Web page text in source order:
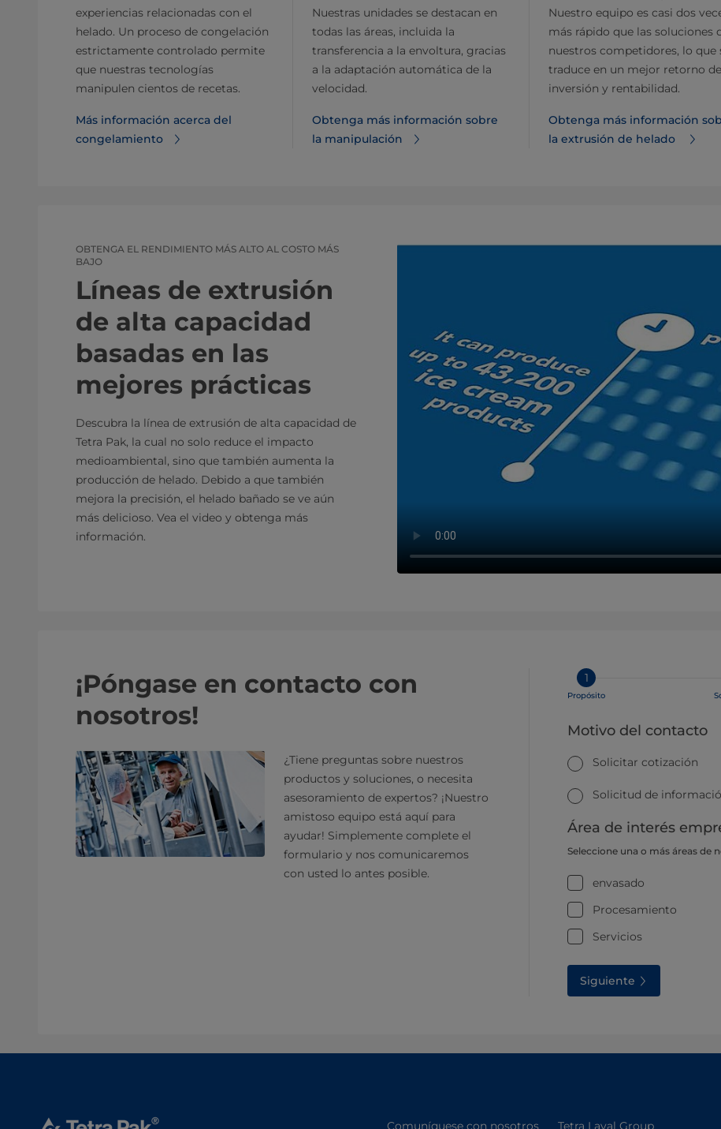
experiencias relacionadas con el
helado. Un proceso de congelación
estrictamente controlado permite
que nuestras tecnologías
manipulen cientos de recetas.
Más información acerca del
congelamiento
Nuestras unidades se destacan en
todas las áreas, incluida la
transferencia a la envoltura, gracias
a la adaptación automática de la
velocidad.
Obtenga más información sobre
la manipulación
Nuestro equipo es casi dos
más rápido que las soluciones
nuestros competidores, lo que
traduce en un mejor retorno
inversión y rentabilidad.
Obtenga más información
la extrusión de helado
OBTENGA EL RENDIMIENTO MÁS ALTO AL COSTO MÁS
BAJO
Líneas de extrusión
de alta capacidad
basadas en las
mejores prácticas
Descubra la línea de extrusión de alta capacidad de
Tetra Pak, la cual no solo reduce el impacto
medioambiental, sino que también aumenta la
producción de helado. Debido a que también
mejora la precisión, el helado bañado se ve aún
más delicioso. Vea el video y obtenga más
información.
¡Póngase en contacto con
nosotros!
¿Tiene preguntas sobre nuestros
productos y soluciones, o necesita
asesoramiento de expertos? ¡Nuestro
amistoso equipo está aquí para
ayudar! Simplemente complete el
formulario y nos comunicaremos
con usted lo antes posible.
1
Propósito
Motivo del contacto
Solicitar cotización
Solicitud de
Área de interés
Seleccione una o más áreas de
envasado
Procesamiento
Servicios
Siguiente
Comuníquese con nosotros Tetra Laval Group